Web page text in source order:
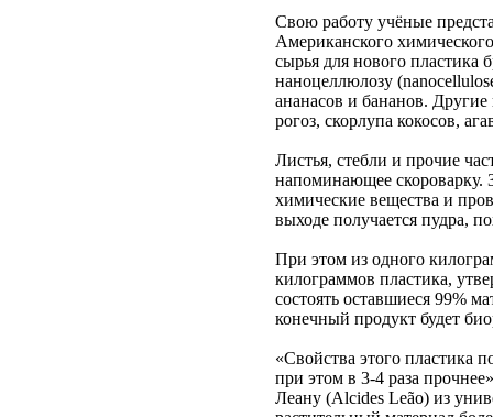
Свою работу учёные
Американского
сырья для нового пластика
наноцеллюлозу
ананасов и бананов.
рогоз, скорлупа кокосов,
Листья, стебли и прочие
напоминающее скороварку.
химические вещества и
выходе получается пудра,
При этом из одного
килограммов пластика,
состоять оставшиеся 99%
конечный продукт будет
«Свойства этого пластика
при этом в 3-4 раза
Леану (Alcides Leão) из